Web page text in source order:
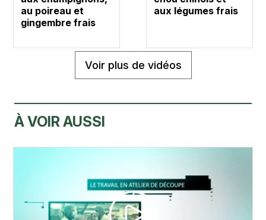
au poireau et
gingembre frais
aux légumes frais
Voir plus de vidéos
À VOIR AUSSI